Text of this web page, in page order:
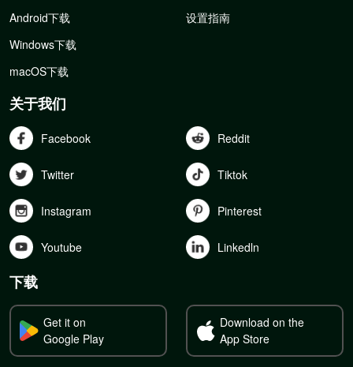
Android下载
Windows下载
macOS下载
设置指南
关于我们
Facebook Reddit
Twitter Tiktok
Instagram Pinterest
Youtube Linkedln
下载
Get it on
Google Play
Download on the
App Store